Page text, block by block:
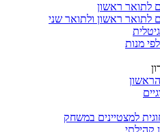
לתואר ראשון
לתואר ראשון ולתואר שני
מנות
למצטיינים במשחק
קהילתי